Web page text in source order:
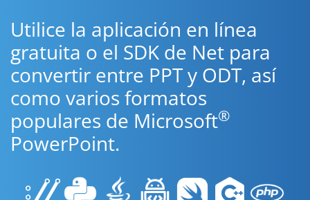
Utilice la aplicación en línea
gratuita o el SDK de Net para
convertir entre PPT y ODT, así
como varios formatos
populares de Microsoft®
PowerPoint.